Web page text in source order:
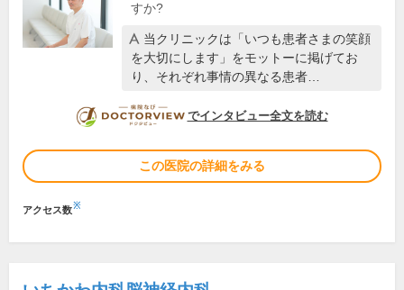
すか?
当クリニックは「いつも患者さまの笑顔
を大切にします」をモットーに掲げてお
り、それぞれ事情の異なる患者…
DOCTORVIEW
でインタビュー全文を読む
この医院の詳細をみる
アクセス数※